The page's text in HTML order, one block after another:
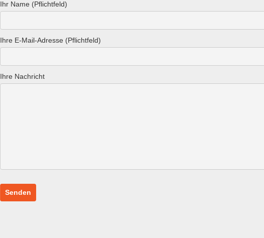
Ihr Name (Pflichtfeld)
Ihre E-Mail-Adresse (Pflichtfeld)
Ihre Nachricht